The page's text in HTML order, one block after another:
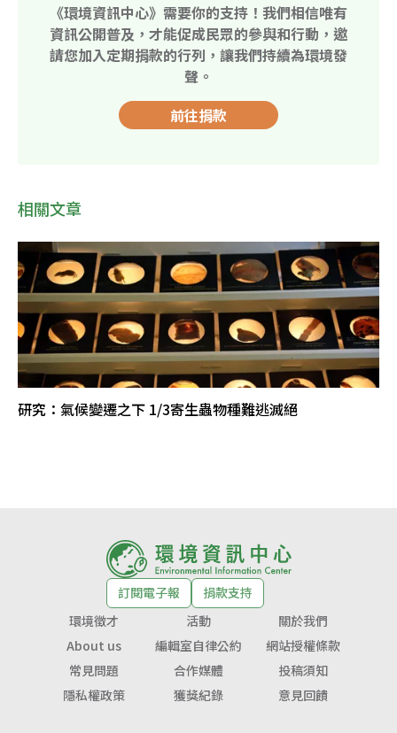
《環境資訊中心》需要你的支持！我們相信唯有
資訊公開普及，才能促成民眾的參與和行動，邀
請您加入定期捐款的行列，讓我們持續為環境發
聲。
前往捐款
相關文章
研究：氣候變遷之下 1/3寄生蟲物種難逃滅絕
訂閱電子報
捐款支持
環境徵才
活動
關於我們
About us
編輯室自律公約
網站授權條款
常見問題
合作媒體
投稿須知
隱私權政策
獲獎紀錄 意見回饋